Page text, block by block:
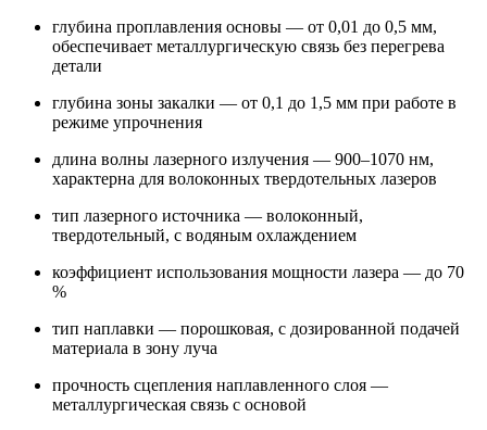
глубина проплавления основы — от 0,01 до 0,5 мм,
обеспечивает металлургическую связь без перегрева
детали
глубина зоны закалки — от 0,1 до 1,5 мм при работе в
режиме упрочнения
длина волны лазерного излучения — 900–1070 нм,
характерна для волоконных твердотельных лазеров
тип лазерного источника — волоконный,
твердотельный, с водяным охлаждением
коэффициент использования мощности лазера — до 70
%
тип наплавки — порошковая, с дозированной подачей
материала в зону луча
прочность сцепления наплавленного слоя —
металлургическая связь с основой